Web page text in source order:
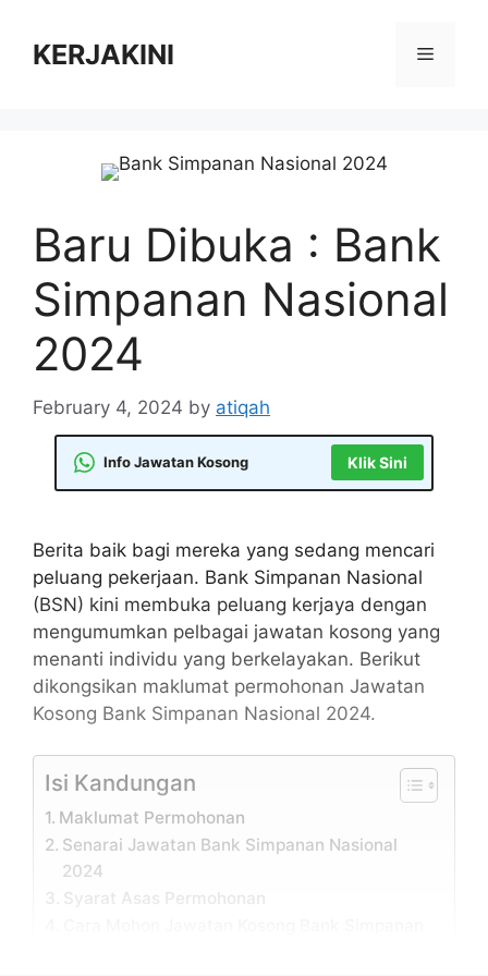
contentKERJAKINI Menu
Baru Dibuka : Bank
Simpanan Nasional
2024
February 4, 2024 by atiqah
Info Jawatan Kosong Klik Sini
Berita baik bagi mereka yang sedang mencari
peluang pekerjaan. Bank Simpanan Nasional
(BSN) kini membuka peluang kerjaya dengan
mengumumkan pelbagai jawatan kosong yang
menanti individu yang berkelayakan. Berikut
dikongsikan maklumat permohonan Jawatan
Kosong Bank Simpanan Nasional 2024.
Isi Kandungan
Maklumat Permohonan
Senarai Jawatan Bank Simpanan Nasional
2024
Syarat Asas Permohonan